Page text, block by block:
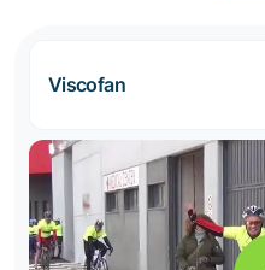
Viscofan